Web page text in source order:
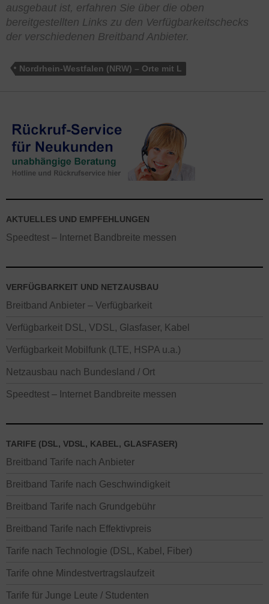
ausgebaut ist, erfahren Sie über die oben
bereitgestellten Links zu den Verfügbarkeitschecks
der verschiedenen Breitband Anbieter.
Nordrhein-Westfalen (NRW) – Orte mit L
AKTUELLES UND EMPFEHLUNGEN
Speedtest – Internet Bandbreite messen
VERFÜGBARKEIT UND NETZAUSBAU
Breitband Anbieter – Verfügbarkeit
Verfügbarkeit DSL, VDSL, Glasfaser, Kabel
Verfügbarkeit Mobilfunk (LTE, HSPA u.a.)
Netzausbau nach Bundesland / Ort
Speedtest – Internet Bandbreite messen
TARIFE (DSL, VDSL, KABEL, GLASFASER)
Breitband Tarife nach Anbieter
Breitband Tarife nach Geschwindigkeit
Breitband Tarife nach Grundgebühr
Breitband Tarife nach Effektivpreis
Tarife nach Technologie (DSL, Kabel, Fiber)
Tarife ohne Mindestvertragslaufzeit
Tarife für Junge Leute / Studenten